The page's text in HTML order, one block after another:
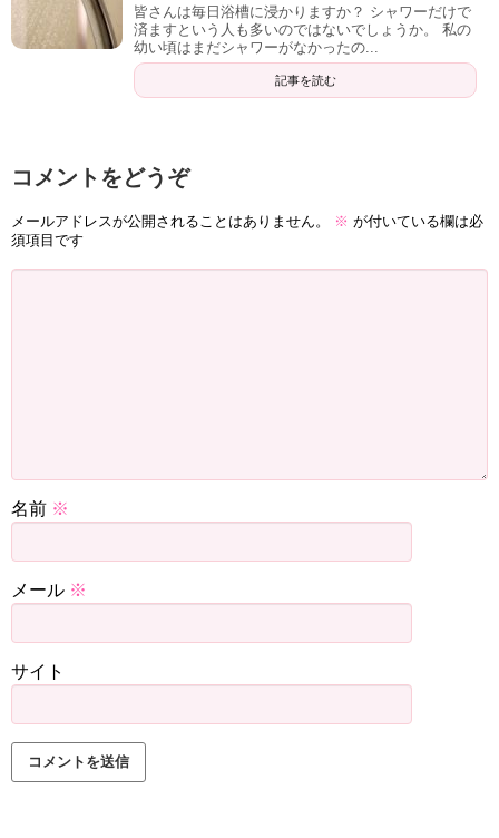
皆さんは毎日浴槽に浸かりますか？ シャワーだけで
済ますという人も多いのではないでしょうか。 私の
幼い頃はまだシャワーがなかったの...
記事を読む
コメントをどうぞ
メールアドレスが公開されることはありません。 ※ が付いている欄は必
須項目です
名前 ※
メール ※
サイト